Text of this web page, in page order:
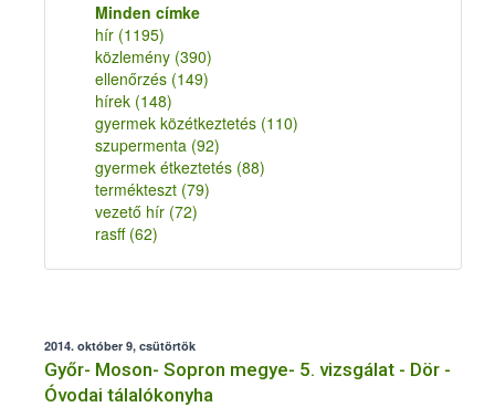
Minden címke
hír (1195)
közlemény (390)
ellenőrzés (149)
hírek (148)
gyermek közétkeztetés (110)
szupermenta (92)
gyermek étkeztetés (88)
termékteszt (79)
vezető hír (72)
rasff (62)
2014. október 9, csütörtök
Győr- Moson- Sopron megye- 5. vizsgálat - Dör -
Óvodai tálalókonyha